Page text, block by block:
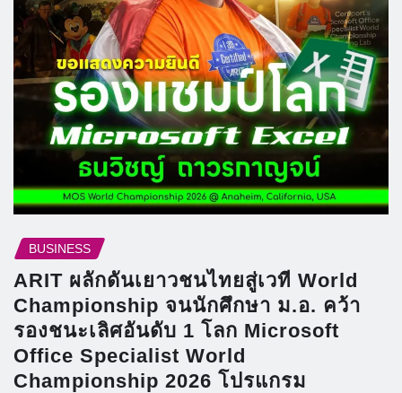
BUSINESS
ARIT ผลักดันเยาวชนไทยสู่เวที World
Championship จนนักศึกษา ม.อ. คว้า
รองชนะเลิศอันดับ 1 โลก Microsoft
Office Specialist World
Championship 2026 โปรแกรม